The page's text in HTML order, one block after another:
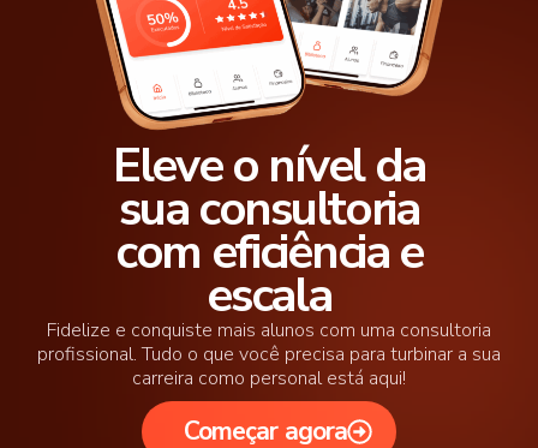
Eleve o nível da
sua consultoria
com eficiência e
escala
Fidelize e conquiste mais alunos com uma consultoria
profissional. Tudo o que você precisa para turbinar a sua
carreira como personal está aqui!
Começar agora